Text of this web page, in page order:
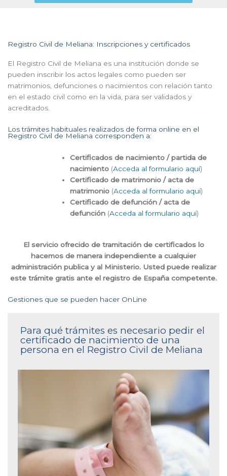
Registro Civil de Meliana: Inscripciones y certificados
El Registro Civil de Meliana es una institución donde se
pueden inscribir los actos legales como pueden ser
matrimonios, defunciones o nacimientos con relación tanto
en el estado civil como en la vida, para ser validados y
acreditados.
Los trámites habituales realizados de forma online en el
Registro Civil de Meliana corresponden a:
Certificados de nacimiento / partida de
nacimiento (Acceda al formulario aquí)
Certificado de matrimonio / acta de
matrimonio (Acceda al formulario aquí)
Certificado de defunción / acta de
defunción (Acceda al formulario aquí)
El servicio ofrecido de tramitación de certificados lo
hacemos de manera independiente a cualquier
administración publica y al Ministerio. Usted puede realizar
este trámite gratis ante el registro de España competente.
Gestiones que se pueden hacer OnLine
Para qué trámites es necesario pedir el
certificado de nacimiento de una
persona en el Registro Civil de Meliana